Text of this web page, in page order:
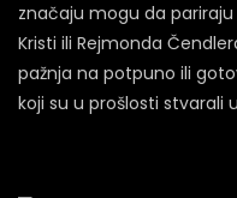
značaju mogu da
Kristi ili Rejmonda
pažnja na potpuno ili
koji su u prošlosti stvarali